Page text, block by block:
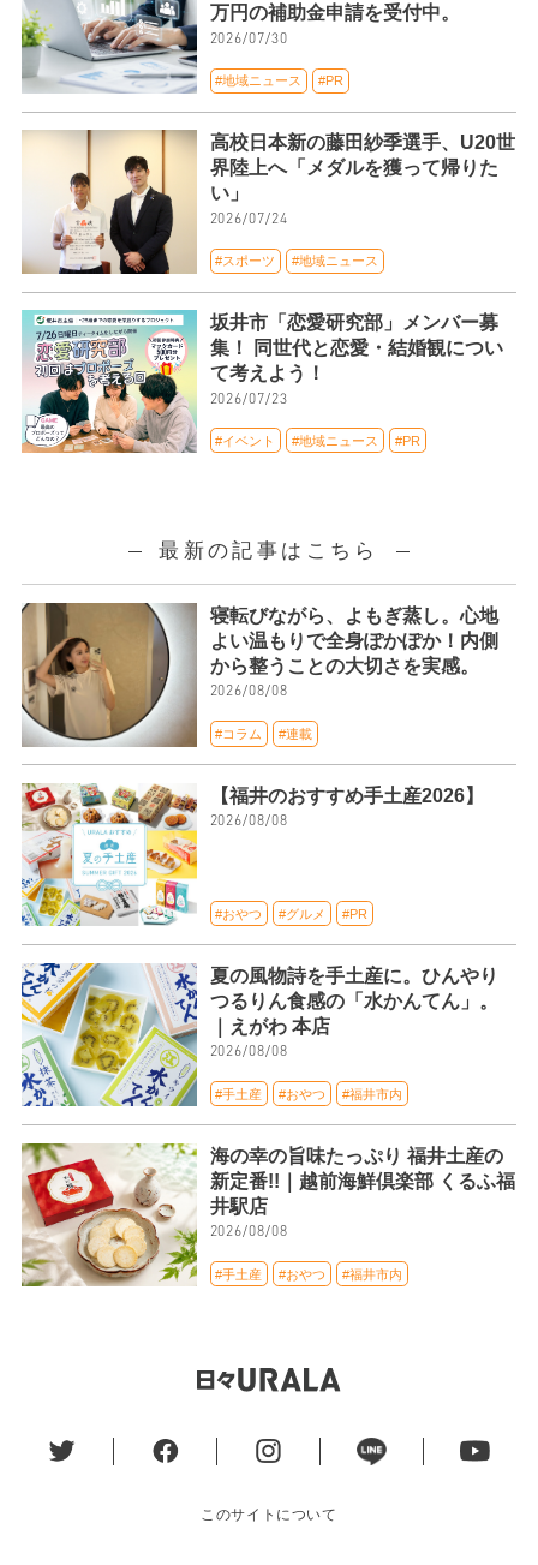
万円の補助金申請を受付中。
2026/07/30
#地域ニュース #PR
高校日本新の藤田紗季選手、U20世
界陸上へ「メダルを獲って帰りた
い」
2026/07/24
#スポーツ #地域ニュース
坂井市「恋愛研究部」メンバー募
集！ 同世代と恋愛・結婚観につい
て考えよう！
2026/07/23
#イベント #地域ニュース #PR
最新の記事はこちら
寝転びながら、よもぎ蒸し。心地
よい温もりで全身ぽかぽか！内側
から整うことの大切さを実感。
2026/08/08
#コラム #連載
【福井のおすすめ手土産2026】
2026/08/08
#おやつ #グルメ #PR
夏の風物詩を手土産に。ひんやり
つるりん食感の「水かんてん」。
｜えがわ 本店
2026/08/08
#手土産 #おやつ #福井市内
海の幸の旨味たっぷり 福井土産の
新定番!!｜越前海鮮倶楽部 くるふ福
井駅店
2026/08/08
#手土産 #おやつ #福井市内
このサイトについて